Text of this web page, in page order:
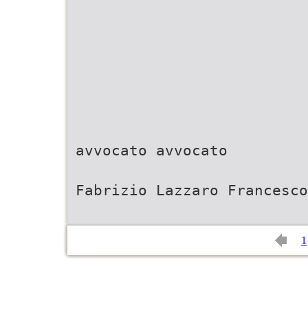
avvocato avvocato
Fabrizio Lazzaro
1